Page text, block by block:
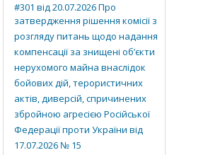
#301 від 20.07.2026 Про
затвердження рішення комісії з
розгляду питань щодо надання
компенсації за знищені об’єкти
нерухомого майна внаслідок
бойових дій, терористичних
актів, диверсій, спричинених
збройною агресією Російської
Федерації проти України від
17.07.2026 № 15